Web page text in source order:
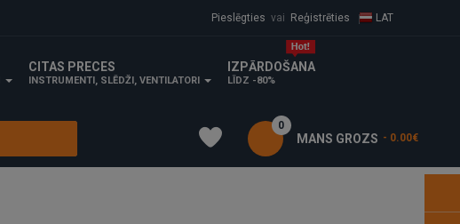
Pieslēgties vai Reģistrēties LAT
CITAS PRECES
INSTRUMENTI, SLĒDŽI, VENTILATORI
IZPĀRDOŠANA
LĪDZ -80%
MANS GROZS
0
- 0.00€